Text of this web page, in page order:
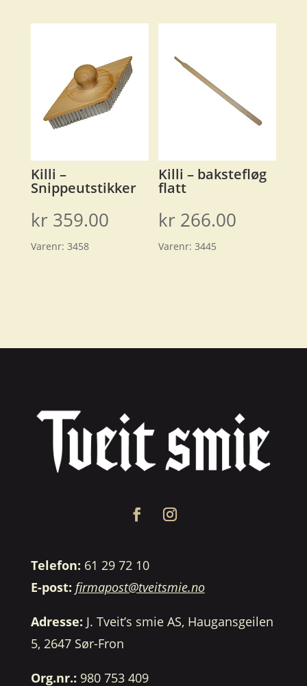
Killi –
Snippeutstikker
kr 359.00
Varenr: 3458
Killi – bakstefløg
flatt
kr 266.00
Varenr:3445
Telefon: 61 29 72 10
E-post: firmapost@tveitsmie.no
Adresse: J. Tveit’s smie AS, Haugansgeilen
5, 2647 Sør-Fron
Org.nr.: 980 753 409